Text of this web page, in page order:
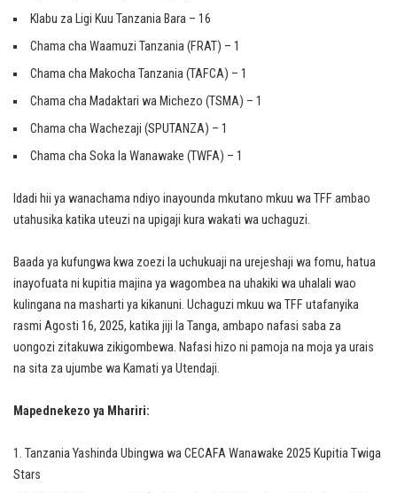
Klabu za Ligi Kuu Tanzania Bara – 16
Chama cha Waamuzi Tanzania (FRAT) – 1
Chama cha Makocha Tanzania (TAFCA) – 1
Chama cha Madaktari wa Michezo (TSMA) – 1
Chama cha Wachezaji (SPUTANZA) – 1
Chama cha Soka la Wanawake (TWFA) – 1
Idadi hii ya wanachama ndiyo inayounda mkutano mkuu wa TFF ambao
utahusika katika uteuzi na upigaji kura wakati wa uchaguzi.
Baada ya kufungwa kwa zoezi la uchukuaji na urejeshaji wa fomu, hatua
inayofuata ni kupitia majina ya wagombea na uhakiki wa uhalali wao
kulingana na masharti ya kikanuni. Uchaguzi mkuu wa TFF utafanyika
rasmi Agosti 16, 2025, katika jiji la Tanga, ambapo nafasi saba za
uongozi zitakuwa zikigombewa. Nafasi hizo ni pamoja na moja ya urais
na sita za ujumbe wa Kamati ya Utendaji.
Mapednekezo ya Mhariri:
Tanzania Yashinda Ubingwa wa CECAFA Wanawake 2025 Kupitia Twiga
Stars